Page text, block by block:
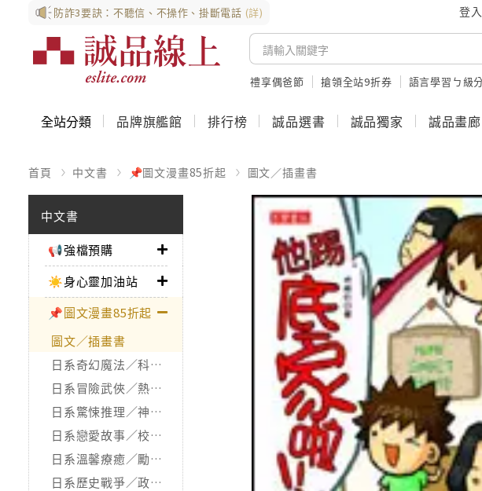
防詐3要訣：不聽信、不操作、掛斷電話 (詳) 登入
禮享偶爸節 搶領全站9折券 語言學習ㄅ級
全站分類 品牌旗艦館 排行榜 誠品選書 誠品獨家 誠品畫廊
首頁 中文書 📌圖文漫畫85折起 圖文／插畫書
中文書
📢強檔預購
☀️身心靈加油站
📌圖文漫畫85折起
圖文／插畫書
日系奇幻魔法／科幻冒險
日系冒險武俠／熱血運動
日系驚悚推理／神怪靈異
日系戀愛故事／校園青春
日系溫馨療癒／勵志搞笑
日系歷史戰爭／政治宗教